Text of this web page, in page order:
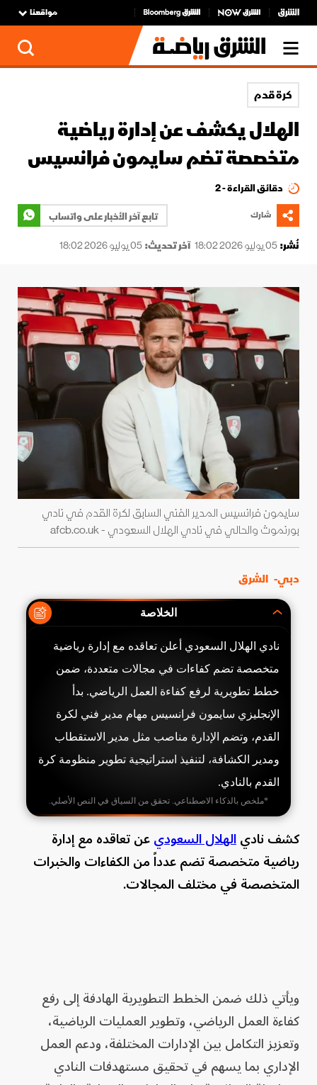
مواقعنا
كرة قدم
الهلال يكشف عن إدارة رياضية
متخصصة تضم سايمون فرانسيس
دقائق القراءة - 2
شارك
تابع آخر الأخبار على واتساب
نُشر:05 يوليو 2026 18:02 آخر تحديث:05 يوليو 2026 18:02
سايمون فرانسيس المدير الفني السابق لكرة القدم في نادي
بورنموث والحالي في نادي الهلال السعودي - afcb.co.uk
دبي- الشرق
الخلاصة
نادي الهلال السعودي أعلن تعاقده مع إدارة رياضية
متخصصة تضم كفاءات في مجالات متعددة، ضمن
خطط تطويرية لرفع كفاءة العمل الرياضي. بدأ
الإنجليزي سايمون فرانسيس مهام مدير فني لكرة
القدم، وتضم الإدارة مناصب مثل مدير الاستقطاب
ومدير الكشافة، لتنفيذ استراتيجية تطوير منظومة كرة
القدم بالنادي.
*ملخص بالذكاء الاصطناعي. تحقق من السياق في النص الأصلي.
كشف ناديالهلال السعوديعن تعاقده مع إدارة
رياضية متخصصة تضم عدداً من الكفاءات والخبرات
المتخصصة في مختلف المجالات.
ويأتي ذلك ضمن الخطط التطويرية الهادفة إلى رفع
كفاءة العمل الرياضي، وتطوير العمليات الرياضية،
وتعزيز التكامل بين الإدارات المختلفة، ودعم العمل
الإداري بما يسهم في تحقيق مستهدفات النادي